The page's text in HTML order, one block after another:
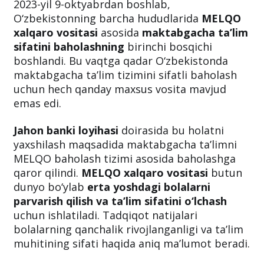
2023-yil 9-oktyabrdan boshlab,
O‘zbekistonning barcha hududlarida MELQO
xalqaro vositasi asosida maktabgacha ta’lim
sifatini baholashning birinchi bosqichi
boshlandi. Bu vaqtga qadar O‘zbekistonda
maktabgacha ta’lim tizimini sifatli baholash
uchun hech qanday maxsus vosita mavjud
emas edi.
Jahon banki loyihasi doirasida bu holatni
yaxshilash maqsadida maktabgacha ta’limni
MELQO baholash tizimi asosida baholashga
qaror qilindi. MELQO xalqaro vositasi butun
dunyo bo‘ylab erta yoshdagi bolalarni
parvarish qilish va ta’lim sifatini o‘lchash
uchun ishlatiladi. Tadqiqot natijalari
bolalarning qanchalik rivojlanganligi va ta’lim
muhitining sifati haqida aniq ma’lumot beradi.